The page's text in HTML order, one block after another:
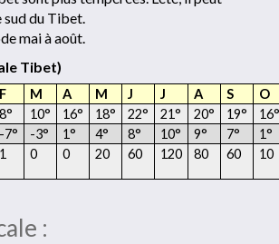
sud du Tibet.
mai à août.
Tibet)
F M A M J J A S
O
8° 10° 16° 18° 22° 21° 20° 19°
16°
-7° -3° 1° 4° 8° 10° 9° 7°
1°
1 0 0 20 60 120 80 60 10
: